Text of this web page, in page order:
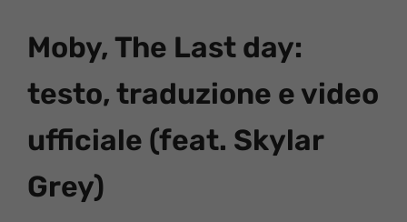
Moby, The Last day:
testo, traduzione e video
ufficiale (feat. Skylar
Grey)